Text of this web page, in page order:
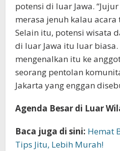
potensi di luar Jawa.
merasa jenuh kalau acara
Selain itu, potensi wisata
di luar Jawa itu luar
mengenalkan itu ke
seorang pentolan
Jakarta yang enggan
Agenda Besar di Luar
Baca juga di sini: Hemat
Tips Jitu, Lebih Murah!